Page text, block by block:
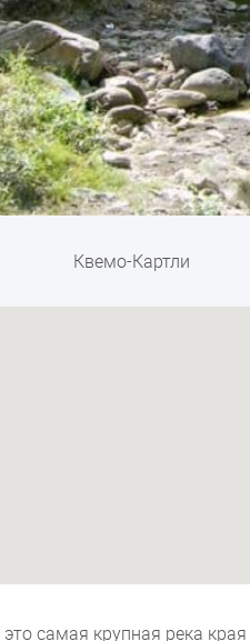
Квемо-Картли
самая крупная река